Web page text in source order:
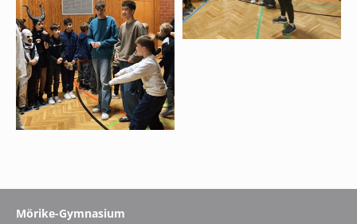
Mörike-Gymnasium